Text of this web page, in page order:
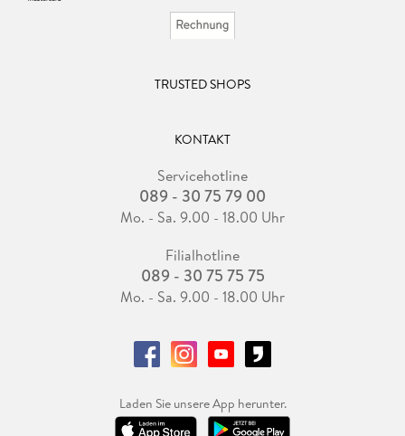
TRUSTED SHOPS
KONTAKT
Servicehotline
089 - 30 75 79 00
Mo. - Sa. 9.00 - 18.00 Uhr
Filialhotline
089 - 30 75 75 75
Mo. - Sa. 9.00 - 18.00 Uhr
Laden Sie unsere App herunter.